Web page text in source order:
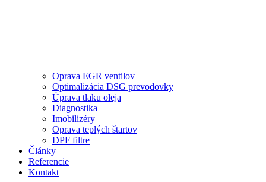
Oprava EGR ventilov
Optimalizácia DSG prevodovky
Úprava tlaku oleja
Diagnostika
Imobilizéry
Oprava teplých štartov
DPF filtre
Články
Referencie
Kontakt